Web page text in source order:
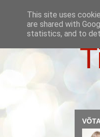
This site uses
are shared with
statistics, and to